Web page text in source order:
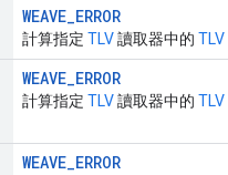
WEAVE_ERROR
計算指定 TLV讀取器中的 TLV
WEAVE_ERROR
計算指定 TLV讀取器中的 TLV
WEAVE_ERROR